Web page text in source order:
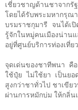
เชี่ยวชาญด้านชาจากรั
โดยได้รับพระมหากรุ
บรมราชกุมารี จนได้
รู้จักในหมู่คนเมืองน่าน
อยู่ที่ศูนย์บริการท่องเที่ย
จุดเด่นของชาทีพนา คื
ใช้ปุ๋ย ไม่ใช้ยา เป็นย
สูงกว่าชาทั่วไป ชาเขี
ผ่านการหมักบ่ม ให้กลิ่น